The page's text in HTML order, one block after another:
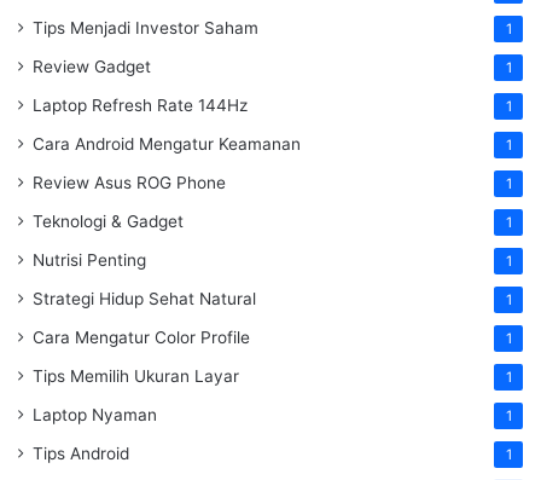
Tips Menjadi Investor Saham 1
Review Gadget 1
Laptop Refresh Rate 144Hz 1
Cara Android Mengatur Keamanan 1
Review Asus ROG Phone 1
Teknologi & Gadget 1
Nutrisi Penting 1
Strategi Hidup Sehat Natural 1
Cara Mengatur Color Profile 1
Tips Memilih Ukuran Layar 1
Laptop Nyaman 1
Tips Android 1